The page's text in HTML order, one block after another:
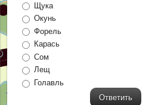
Щука
Окунь
Форель
Карась
Сом
Лещ
Голавль